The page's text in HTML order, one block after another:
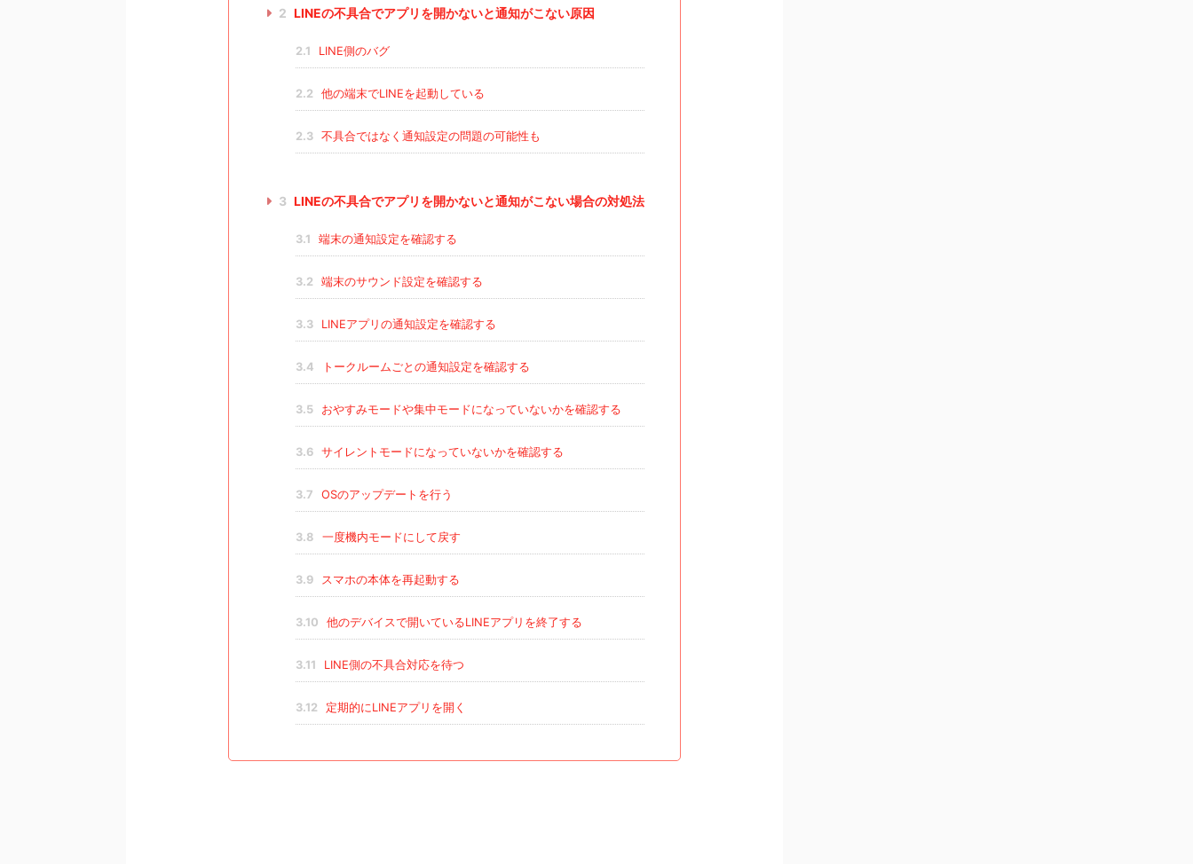
2 LINEの不具合でアプリを開かないと通知がこない原因
2.1 LINE側のバグ
2.2 他の端末でLINEを起動している
2.3 不具合ではなく通知設定の問題の可能性も
3 LINEの不具合でアプリを開かないと通知がこない場合の対処法
3.1 端末の通知設定を確認する
3.2 端末のサウンド設定を確認する
3.3 LINEアプリの通知設定を確認する
3.4 トークルームごとの通知設定を確認する
3.5 おやすみモードや集中モードになっていないかを確認する
3.6 サイレントモードになっていないかを確認する
3.7 OSのアップデートを行う
3.8 一度機内モードにして戻す
3.9 スマホの本体を再起動する
3.10 他のデバイスで開いているLINEアプリを終了する
3.11 LINE側の不具合対応を待つ
3.12 定期的にLINEアプリを開く